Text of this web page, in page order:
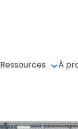
Ressources À